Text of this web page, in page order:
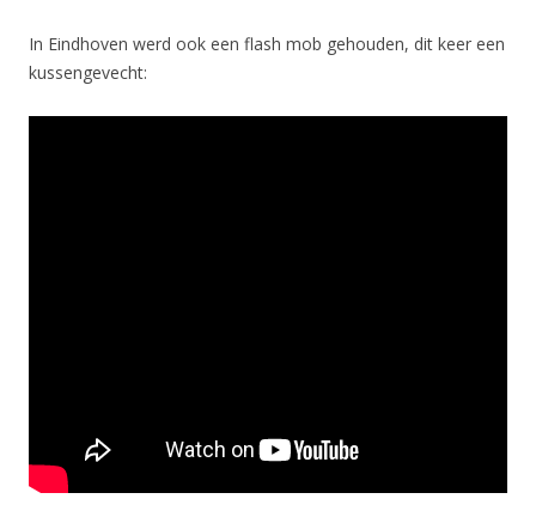
In Eindhoven werd ook een flash mob gehouden, dit keer een
kussengevecht: